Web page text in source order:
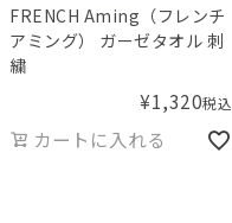
FRENCH Aming（フレンチ
アミング） ガーゼタオル 刺
繍
¥1,320税込
カートに入れる